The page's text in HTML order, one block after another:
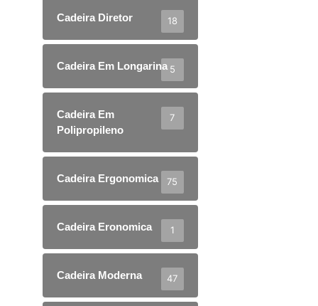
Cadeira Diretor 18
Cadeira Em Longarina 5
Cadeira Em
Polipropileno
7
Cadeira Ergonomica 75
Cadeira Eronomica 1
Cadeira Moderna 47